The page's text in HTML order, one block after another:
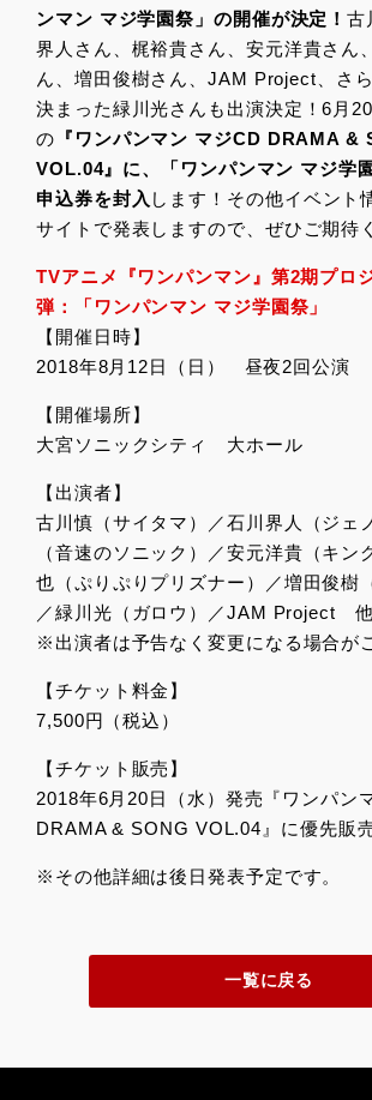
ンマン マジ学園祭」の開催が決定！古
界人さん、梶裕貴さん、安元洋貴さん
ん、増田俊樹さん、JAM Project、さ
決まった緑川光さんも出演決定！6月
の 『ワンパンマン マジCD DRAMA &
VOL.04』に、「ワンパンマン マジ学
申込券を封入 します！その他イベント
サイトで発表しますので、ぜひご期待
TVアニメ『ワンパンマン』第2期プロ
弾：「ワンパンマン マジ学園祭」
【開催日時】
2018年8月12日（日） 昼夜2回公演
【開催場所】
大宮ソニックシティ 大ホール
【出演者】
古川慎（サイタマ）／石川界人（ジェ
（音速のソニック）／安元洋貴（キン
也（ぷりぷりプリズナー）／増田俊樹
／緑川光（ガロウ）／JAM Project 他
※出演者は予告なく変更になる場合が
【チケット料金】
7,500円（税込）
【チケット販売】
2018年6月20日（水）発売『ワンパン
DRAMA & SONG VOL.04』に優先販
※その他詳細は後日発表予定です。
一覧に戻る